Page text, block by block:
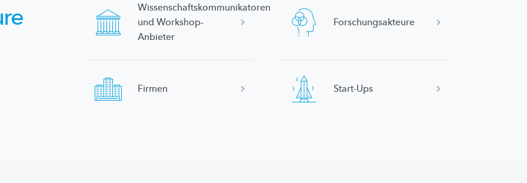
Wissenschaftskommunikatoren
und Workshop-
Anbieter
Forschungsakteure
Firmen Start-Ups